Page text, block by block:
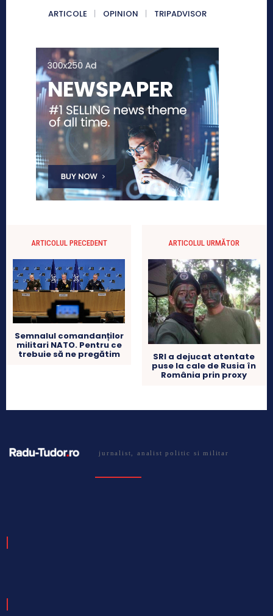
ARTICOLE OPINION TRIPADVISOR
ARTICOLUL PRECEDENT
Semnalul comandanților
militari NATO. Pentru ce
trebuie să ne pregătim
ARTICOLUL URMĂTOR
SRI a dejucat atentate
puse la cale de Rusia în
România prin proxy
jurnalist, analist politic si militar